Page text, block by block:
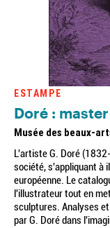
ESTAMPE
Doré :
Musée des beaux-
L'artiste G. Doré
société, s'appliquant à
européenne. Le
l'illustrateur tout en
sculptures. Analyses
par G. Doré dans